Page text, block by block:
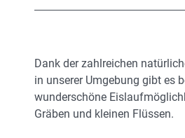
Dank der zahlreichen
in unserer Umgebung gibt es
wunderschöne
Gräben und kleinen Flüssen.